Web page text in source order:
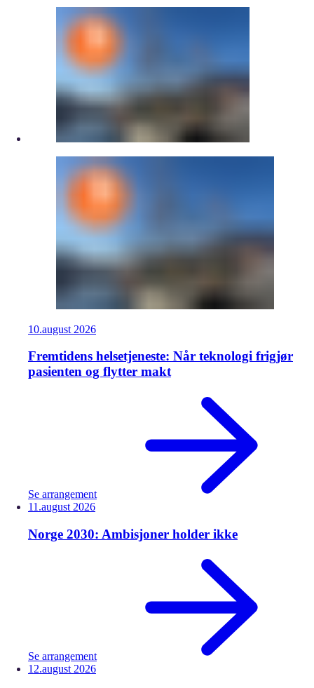
10.august 2026
Fremtidens helsetjeneste: Når teknologi frigjør
pasienten og flytter makt
Se arrangement
11.august 2026
Norge 2030: Ambisjoner holder ikke
Se arrangement
12.august 2026